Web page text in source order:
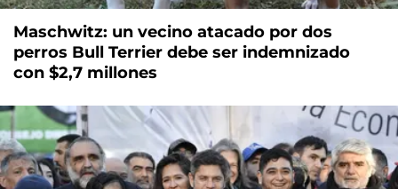
Maschwitz: un vecino atacado por dos
perros Bull Terrier debe ser indemnizado
con $2,7 millones